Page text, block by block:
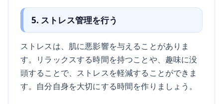
5. ストレス管理を行う
ストレスは、肌に悪影響を与えることがありま
す。リラックスする時間を持つことや、趣味に没
頭することで、ストレスを軽減することができま
す。自分自身を大切にする時間を作りましょう。